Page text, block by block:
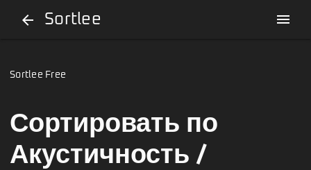
arrow_back Sortlee menu
Sortlee Free
Сортировать по
Акустичность /